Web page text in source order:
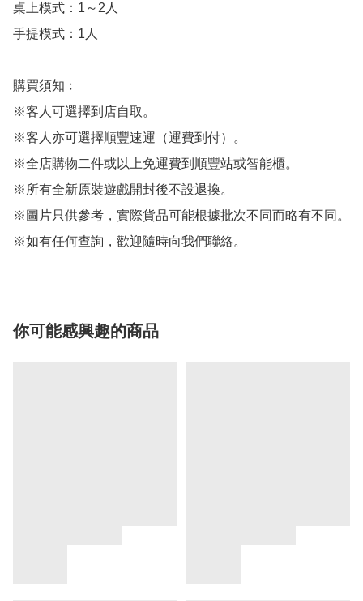
桌上模式：1～2人
手提模式：1人
購買須知﹕
※客人可選擇到店自取。
※客人亦可選擇順豐速運（運費到付）。
※全店購物二件或以上免運費到順豐站或智能櫃。
※所有全新原裝遊戲開封後不設退換。
※圖片只供參考，實際貨品可能根據批次不同而略有不同。
※如有任何查詢，歡迎隨時向我們聯絡。
你可能感興趣的商品